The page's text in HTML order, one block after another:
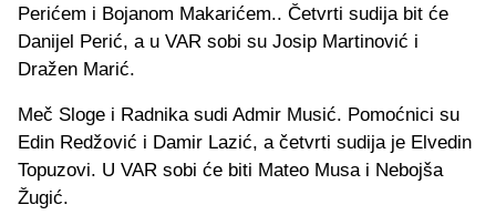
Perićem i Bojanom Makarićem.. Četvrti sudija bit će
Danijel Perić, a u VAR sobi su Josip Martinović i
Dražen Marić.
Meč Sloge i Radnika sudi Admir Musić. Pomoćnici su
Edin Redžović i Damir Lazić, a četvrti sudija je Elvedin
Topuzovi. U VAR sobi će biti Mateo Musa i Nebojša
Žugić.